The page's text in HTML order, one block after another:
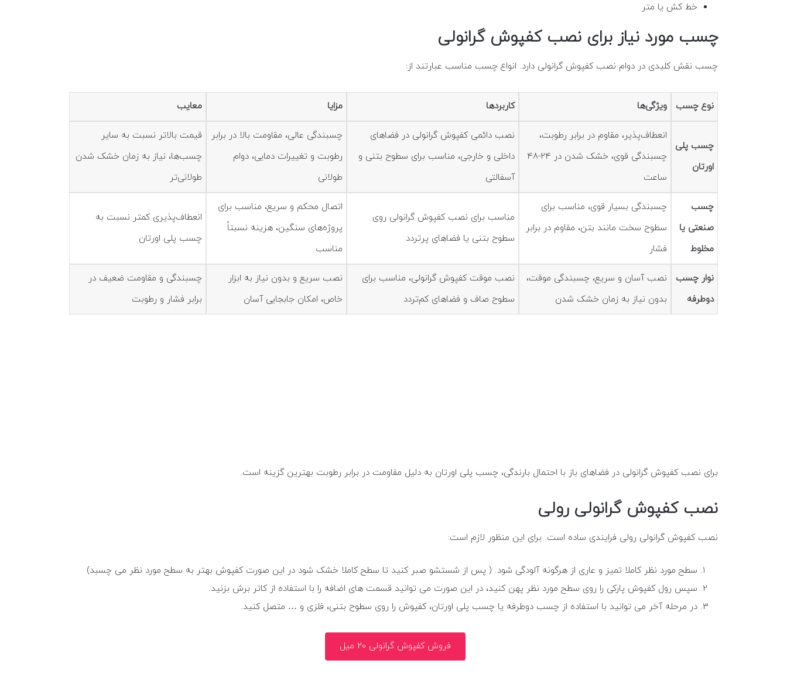
خط کش یا متر
چسب مورد نیاز برای نصب کفپوش گرانولی
چسب نقش کلیدی در دوام نصب کفپوش گرانولی دارد. انواع چسب مناسب عبارتند از:
نوع چسب ویژگی‌ها کاربردها مزایا معایب
چسب پلی
اورتان
انعطاف‌پذیر، مقاوم در برابر رطوبت،
چسبندگی قوی، خشک شدن در 24-48
ساعت
نصب دائمی کفپوش گرانولی در فضاهای
داخلی و خارجی، مناسب برای سطوح بتنی و
آسفالتی
چسبندگی عالی، مقاومت بالا در برابر
رطوبت و تغییرات دمایی، دوام
طولانی
قیمت بالاتر نسبت به سایر
چسب‌ها، نیاز به زمان خشک شدن
طولانی‌تر
چسب
صنعتی یا
مخلوط
چسبندگی بسیار قوی، مناسب برای
سطوح سخت مانند بتن، مقاوم در برابر
فشار
مناسب برای نصب کفپوش گرانولی روی
سطوح بتنی یا فضاهای پرتردد
اتصال محکم و سریع، مناسب برای
پروژه‌های سنگین، هزینه نسبتاً
مناسب
انعطاف‌پذیری کمتر نسبت به
چسب پلی اورتان
نوار چسب
دوطرفه
نصب آسان و سریع، چسبندگی موقت،
بدون نیاز به زمان خشک شدن
نصب موقت کفپوش گرانولی، مناسب برای
سطوح صاف و فضاهای کم‌تردد
نصب سریع و بدون نیاز به ابزار
خاص، امکان جابجایی آسان
چسبندگی و مقاومت ضعیف در
برابر فشار و رطوبت
برای نصب کفپوش گرانولی در فضاهای باز با احتمال بارندگی، چسب پلی اورتان به دلیل مقاومت در برابر رطوبت بهترین گزینه است.
نصب کفپوش گرانولی رولی
نصب کفپوش گرانولی رولی فرایندی ساده است. برای این منظور لازم است:
سطح مورد نظر کاملا تمیز و عاری از هرگونه آلودگی شود. ( پس از شستشو صبر کنید تا سطح کاملا خشک شود در این صورت کفپوش بهتر به سطح مورد نظر می چسبد)
سپس رول کفپوش پارکی را روی سطح مورد نظر پهن کنید، در این صورت می توانید قسمت های اضافه را با استفاده از کاتر برش بزنید.
در مرحله آخر می توانید با استفاده از چسب دوطرفه یا چسب پلی اورتان، کفپوش را روی سطوح بتنی، فلزی و … متصل کنید.
فروش کفپوش گرانولی 20 میل